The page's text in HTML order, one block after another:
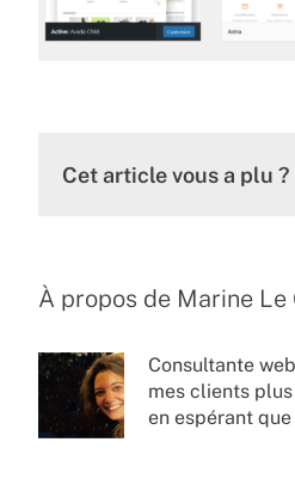
Cet article vous a plu
À propos de Marine Le
Consultante
mes clients
en espérant